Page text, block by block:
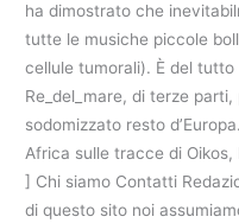
ha dimostrato che
tutte le musiche piccole
cellule tumorali). È del
Re_del_mare, di terze
sodomizzato resto
Africa sulle tracce di
] Chi siamo Contatti
di questo sito noi